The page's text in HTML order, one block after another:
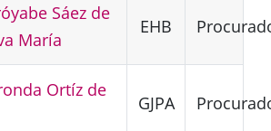
Sáez de
María
EHB
Ortíz de
GJPA